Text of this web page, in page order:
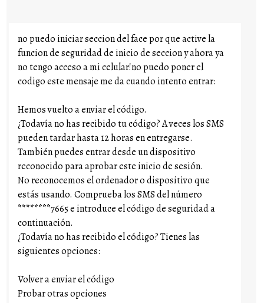
no puedo iniciar seccion del face por que active la
funcion de seguridad de inicio de seccion y ahora ya
no tengo acceso a mi celular!no puedo poner el
codigo este mensaje me da cuando intento entrar:
Hemos vuelto a enviar el código.
¿Todavía no has recibido tu código? A veces los SMS
pueden tardar hasta 12 horas en entregarse.
También puedes entrar desde un dispositivo
reconocido para aprobar este inicio de sesión.
No reconocemos el ordenador o dispositivo que
estás usando. Comprueba los SMS del número
********7665 e introduce el código de seguridad a
continuación.
¿Todavía no has recibido el código? Tienes las
siguientes opciones:
Volver a enviar el código
Probar otras opciones